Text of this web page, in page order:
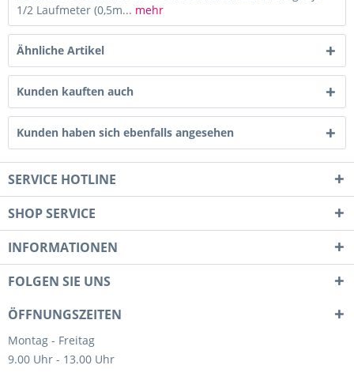
1/2 Laufmeter (0,5m... mehr
Ähnliche Artikel
Kunden kauften auch
Kunden haben sich ebenfalls angesehen
SERVICE HOTLINE
SHOP SERVICE
INFORMATIONEN
FOLGEN SIE UNS
ÖFFNUNGSZEITEN
Montag - Freitag
9.00 Uhr - 13.00 Uhr